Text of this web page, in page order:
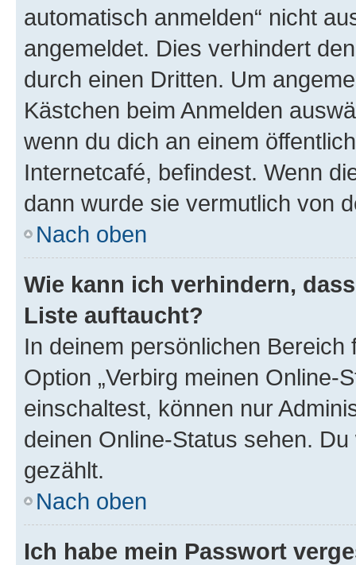
automatisch anmelden“ nicht
angemeldet. Dies verhindert
durch einen Dritten. Um
Kästchen beim Anmelden
wenn du dich an einem
Internetcafé, befindest. Wenn
dann wurde sie vermutlich von
Nach oben
Wie kann ich verhindern,
Liste auftaucht?
In deinem persönlichen
Option „Verbirg meinen Online-
einschaltest, können nur
deinen Online-Status sehen.
gezählt.
Nach oben
Ich habe mein Passwort